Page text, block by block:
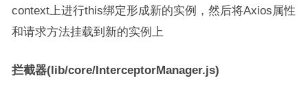
context上进行this绑定形成新的实例，然后将Axios属性
和请求方法挂载到新的实例上
拦截器(lib/core/InterceptorManager.js)